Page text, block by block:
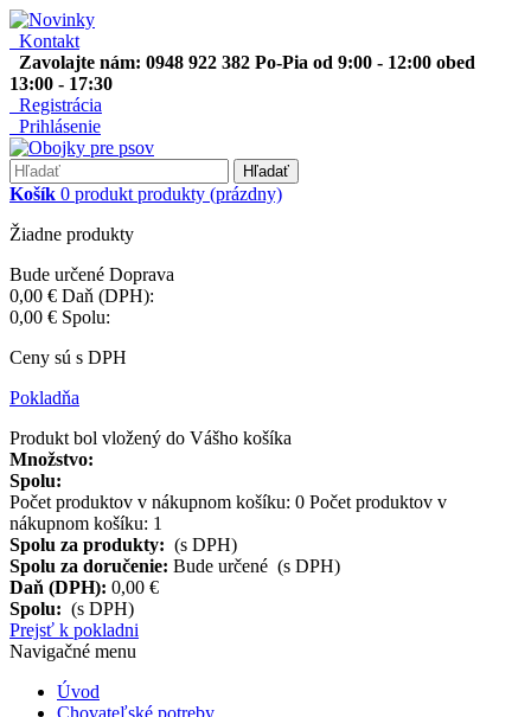
Kontakt
Zavolajte nám: 0948 922 382 Po-Pia od 9:00 - 12:00 obed
13:00 - 17:30
Registrácia
Prihlásenie
Hľadať
Košík 0 produkt produkty (prázdny)
Žiadne produkty
Bude určené Doprava
0,00 € Daň (DPH):
0,00 € Spolu:
Ceny sú s DPH
Pokladňa
Produkt bol vložený do Vášho košíka
Množstvo:
Spolu:
Počet produktov v nákupnom košíku: 0 Počet produktov v
nákupnom košíku: 1
Spolu za produkty: (s DPH)
Spolu za doručenie: Bude určené (s DPH)
Daň (DPH): 0,00 €
Spolu: (s DPH)
Prejsť k pokladni
Navigačné menu
Úvod
Chovateľské potreby